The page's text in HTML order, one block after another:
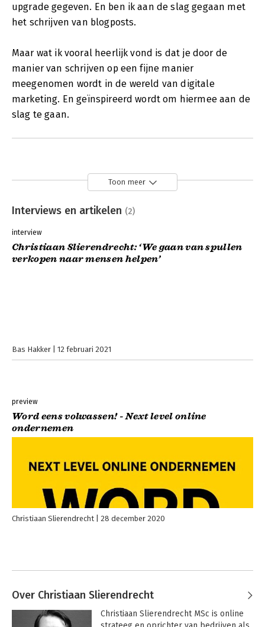
upgrade gegeven. En ben ik aan de slag gegaan met
het schrijven van blogposts.
Maar wat ik vooral heerlijk vond is dat je door de
manier van schrijven op een fijne manier
meegenomen wordt in de wereld van digitale
marketing. En geïnspireerd wordt om hiermee aan de
slag te gaan.
Toon meer
Interviews en artikelen (2)
interview
Christiaan Slierendrecht: ‘We gaan van spullen
verkopen naar mensen helpen’
Bas Hakker 12 februari 2021
preview
Word eens volwassen! - Next level online
ondernemen
Christiaan Slierendrecht 28 december 2020
Over Christiaan Slierendrecht
Christiaan Slierendrecht MSc is online